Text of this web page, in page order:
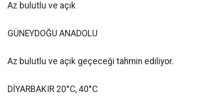
Az bulutlu ve açık
GÜNEYDOĞU ANADOLU
Az bulutlu ve açık geçeceği tahmin ediliyor.
DİYARBAKIR 20°C, 40°C